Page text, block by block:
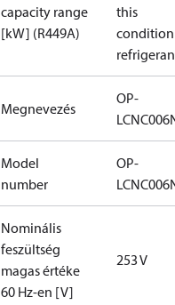
capacity range
[kW] (R449A)
this
Megnevezés
OP-
Model
number
OP-
Nominális
feszültség
magas értéke
60 Hz-en [V]
253 V